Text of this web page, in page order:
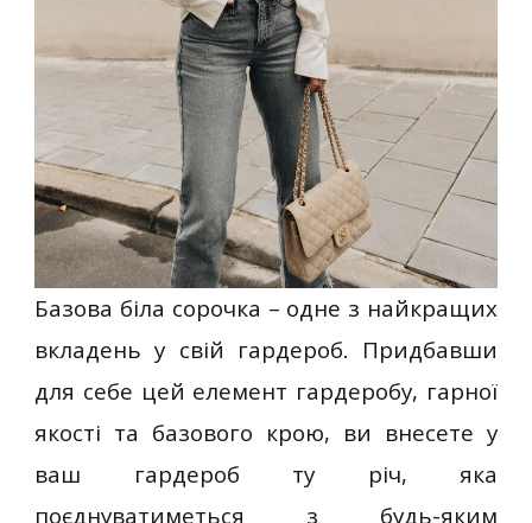
Базова біла сорочка – одне з найкращих
вкладень у свій гардероб. Придбавши
для себе цей елемент гардеробу, гарної
якості та базового крою, ви внесете у
ваш гардероб ту річ, яка
поєднуватиметься з будь-яким